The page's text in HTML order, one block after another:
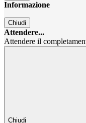
Informazione
Chiudi
Attendere...
Attendere il
Chiudi